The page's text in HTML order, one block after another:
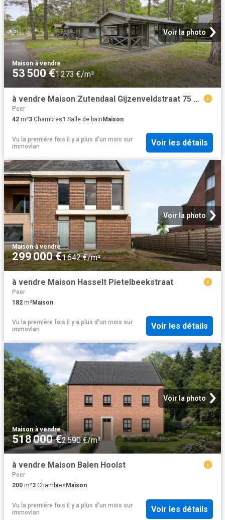
Voir la photo
Maison·à vendre
53 500 €1 273 €/m²
à vendre Maison Zutendaal Gijzenveldstraat 75 404
Peer
42 m²3 Chambres1 Salle de bain Maison
Vu la première fois il y a plus d'un mois sur
immovlan
Voir les détails
Voir la photo
Maison·à vendre
299 000 €1 642 €/m²
à vendre Maison Hasselt Pietelbeekstraat
Peer
182 m²Maison
Vu la première fois il y a plus d'un mois sur
immovlan
Voir les détails
Voir la photo
Maison·à vendre
518 000 €2 590 €/m²
à vendre Maison Balen Hoolst
Peer
200 m²3 Chambres Maison
Vu la première fois il y a plus d'un mois sur
immovlan
Voir les détails